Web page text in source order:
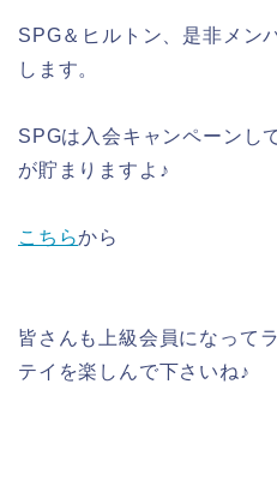
SPG＆ヒルトン、是非メン
します。
SPGは入会キャンペーンし
が貯まりますよ♪
こちらから
皆さんも上級会員になって
テイを楽しんで下さいね♪